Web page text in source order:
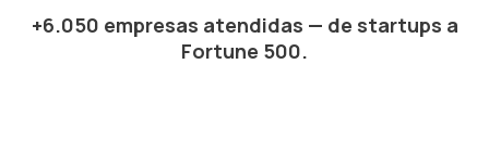
+6.050 empresas atendidas — de startups a
Fortune 500.